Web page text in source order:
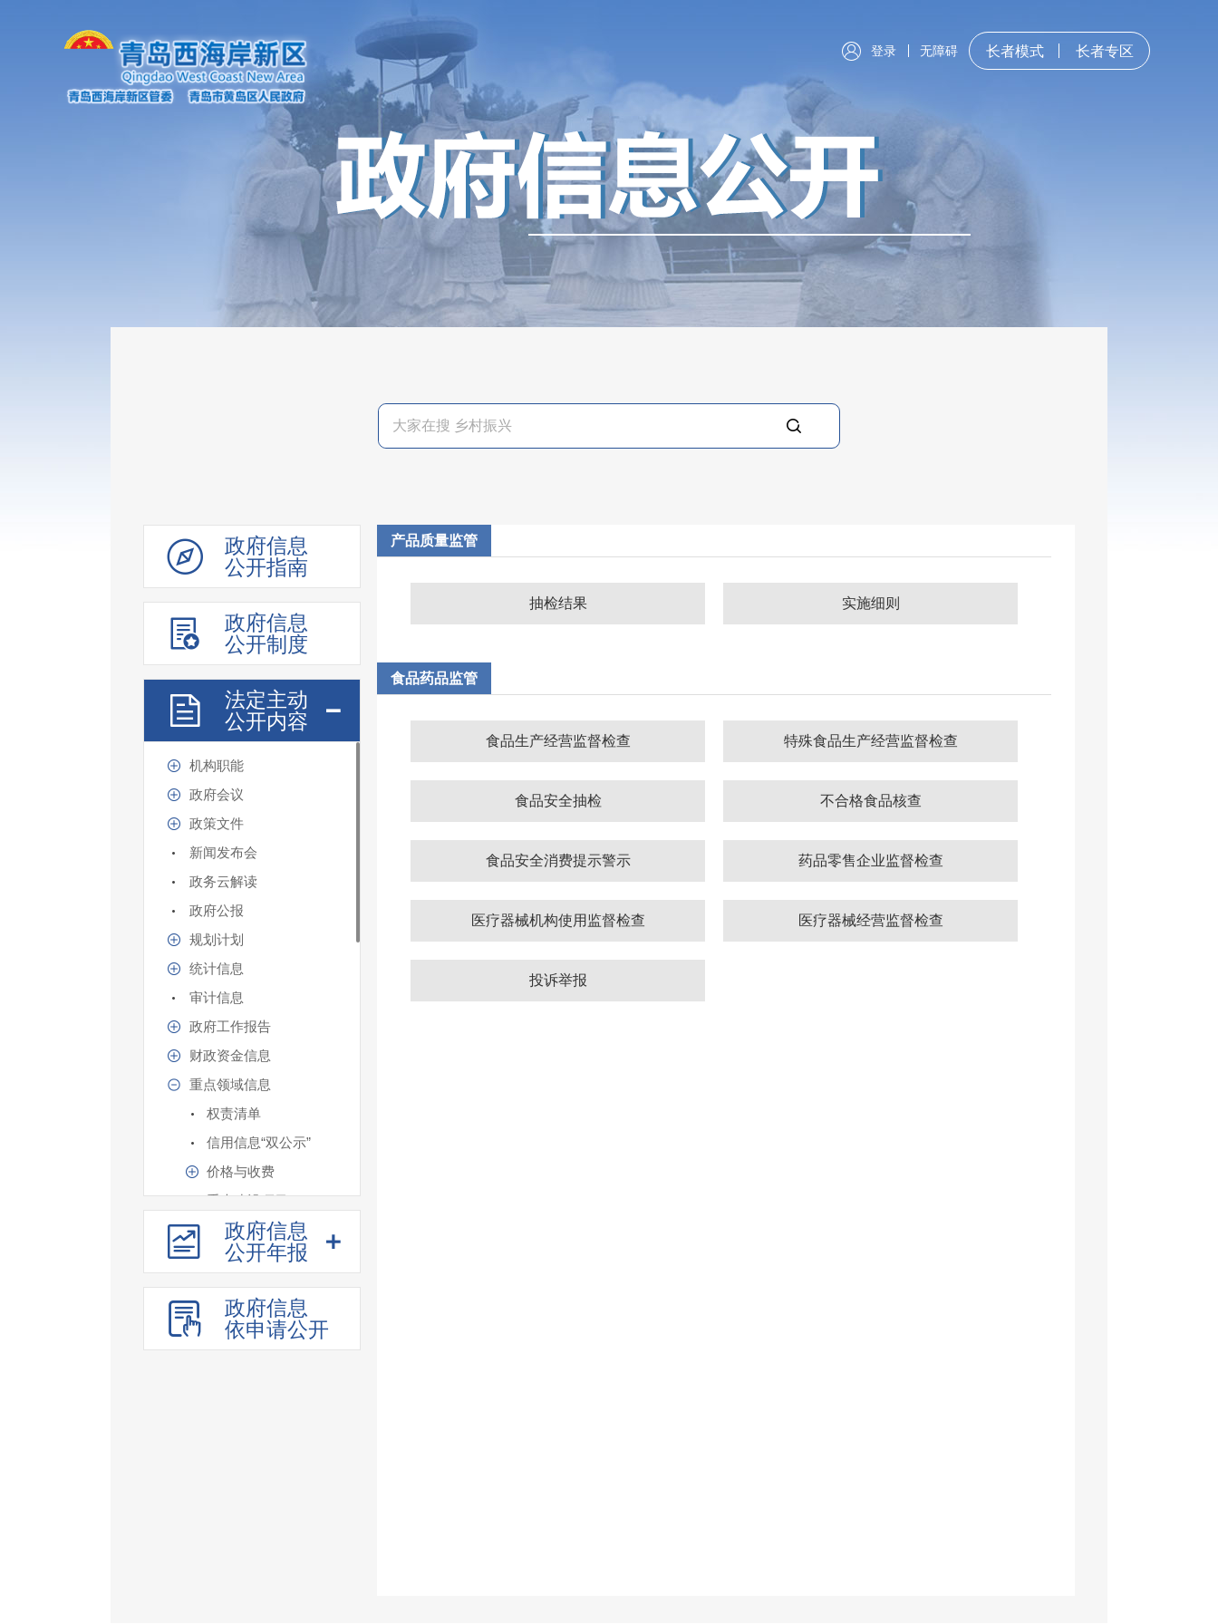
登录 无障碍 长者模式 长者专区
政府信息
公开指南
政府信息
公开制度
法定主动
公开内容
机构职能
政府会议
政策文件
新闻发布会
政务云解读
政府公报
规划计划
统计信息
审计信息
政府工作报告
财政资金信息
重点领域信息
权责清单
信用信息“双公示”
价格与收费
重大建设项目
公共资源配置
社会公益事业
公共监管信息
行政执法公示
政府信息
公开年报
政府信息
依申请公开
产品质量监管
抽检结果 实施细则
食品药品监管
食品生产经营监督检查 特殊食品生产经营监督检查
食品安全抽检 不合格食品核查
食品安全消费提示警示 药品零售企业监督检查
医疗器械机构使用监督检查 医疗器械经营监督检查
投诉举报